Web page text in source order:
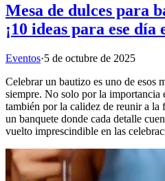
Mesa de dulces para
¡10 ideas para ese día
Eventos·5 de octubre de 2025
Celebrar un bautizo es uno de esos
siempre. No solo por la importancia
también por la calidez de reunir a
un banquete donde cada detalle
vuelto imprescindible en las